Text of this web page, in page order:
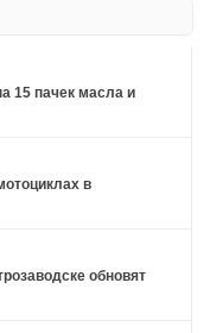
15 пачек масла и
в
обновят